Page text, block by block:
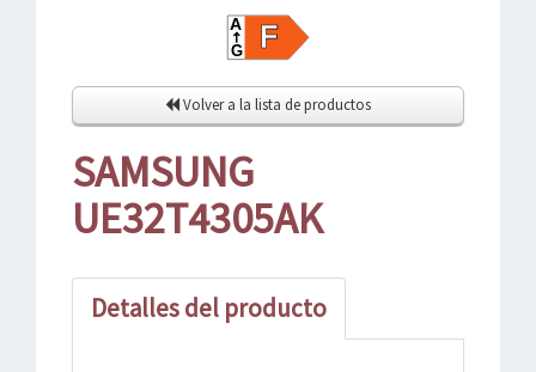
Volver a la lista de productos
SAMSUNG
UE32T4305AK
Detalles del producto